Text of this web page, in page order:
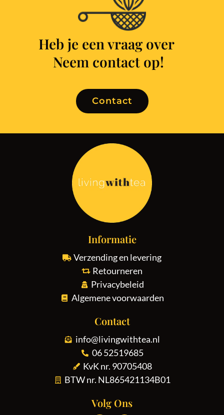
Heb je een vraag overk
Neem contact op!
Contact
Informatie
Verzending en levering
Retourneren
Privacybeleid
Algemene voorwaarden
Contact
info@livingwithtea.nl
06 52519685
KvK nr. 90705408
BTW nr. NL865421134B01
Volg Ons